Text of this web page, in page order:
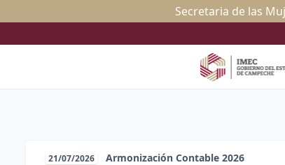
Secretaria de las
21/07/2026 Armonización Contable 2026